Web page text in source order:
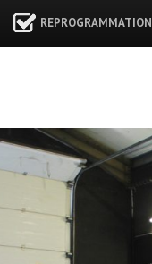
REPROGRAMMATION